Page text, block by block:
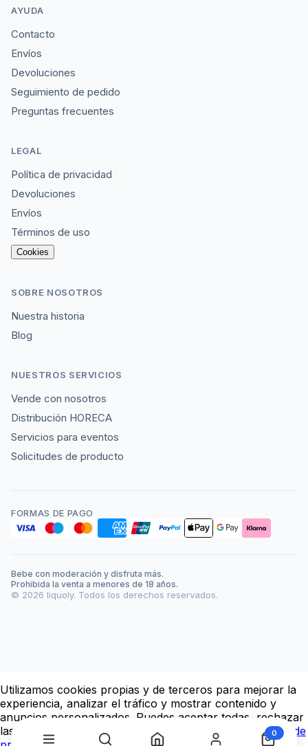
0
CERVESA DEL MONTSENY IPA ARTESANA
AYUDA
Contacto
Envíos
Devoluciones
Seguimiento de pedido
Preguntas frecuentes
LEGAL
Política de privacidad
Devoluciones
Envíos
Términos de uso
Cookies
SOBRE NOSOTROS
Nuestra historia
Blog
NUESTROS SERVICIOS
Vende con nosotros
Distribución HORECA
Servicios para eventos
Solicitudes de producto
FORMAS DE PAGO
Bebe con moderación y disfruta más.
Prohibida la venta a menores de 18 años.
© 2026 liquoly. Todos los derechos reservados.
Utilizamos cookies propias y de terceros para mejorar la
experiencia, analizar el tráfico y mostrar contenido y
anuncios personalizados. Puedes aceptar todas, rechazar
las no esenciales o configurar tus preferencias.
Política de